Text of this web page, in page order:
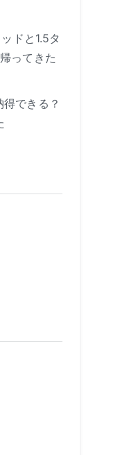
ドと1.5タ
ってきた
できる？